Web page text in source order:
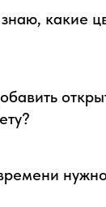
какие